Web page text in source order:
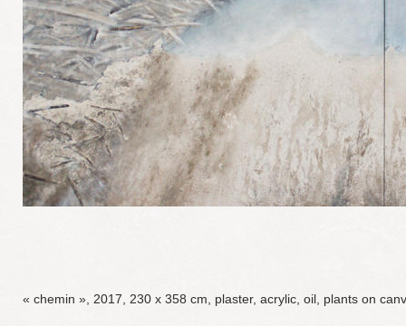
« chemin », 2017, 230 x 358 cm, plaster, acrylic, oil, plants on